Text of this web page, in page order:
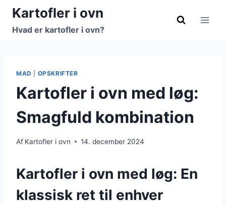
Fortsæt
indhold
Kartofler i ovn
Hvad er kartofler i ovn?
MAD OPSKRIFTER
Kartofler i ovn med løg:
Smagfuld kombination
Af Kartofler i ovn 14. december 2024
Kartofler i ovn med løg: En
klassisk ret til enhver